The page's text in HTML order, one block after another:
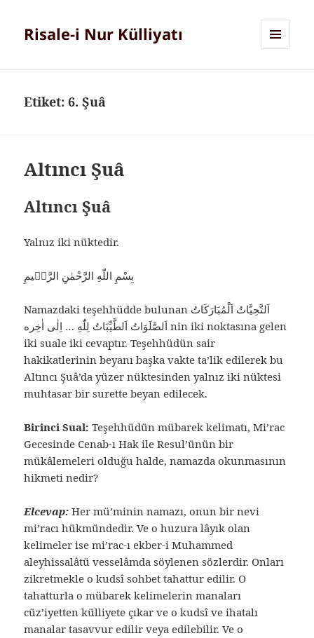
Risale-i Nur Külliyatı
Etiket:6. Şuâ
Altıncı Şuâ
Altıncı Şuâ
Yalnız iki nüktedir.
بِسْمِ اللّٰهِ الرَّحْمٰنِ الرَّحٖيمِ
Namazdaki teşehhüdde bulunan اَلتَّحِيَّاتُ اَلْمُبَارَكَاتُ
اَلصَّلَوَاتُ اَلطَّيِّبَاتُ لِلّٰهِ … اِلٰى اٰخِره nin iki noktasına gelen
iki suale iki cevaptır. Teşehhüdün sair
hakikatlerinin beyanı başka vakte ta’lik edilerek bu
Altıncı Şuâ’da yüzer nüktesinden yalnız iki nüktesi
muhtasar bir surette beyan edilecek.
Birinci Sual: Teşehhüdün mübarek kelimatı, Mi’rac
Gecesinde Cenab-ı Hak ile Resul’ünün bir
mükâlemeleri olduğu halde, namazda okunmasının
hikmeti nedir?
Elcevap: Her mü’minin namazı, onun bir nevi
mi’racı hükmündedir. Ve o huzura lâyık olan
kelimeler ise mi’rac-ı ekber-i Muhammed
aleyhissalâtü vesselâmda söylenen sözlerdir. Onları
zikretmekle o kudsî sohbet tahattur edilir. O
tahatturla o mübarek kelimelerin manaları
cüz’iyetten külliyete çıkar ve o kudsî ve ihatalı
manalar tasavvur edilir veya edilebilir. Ve o